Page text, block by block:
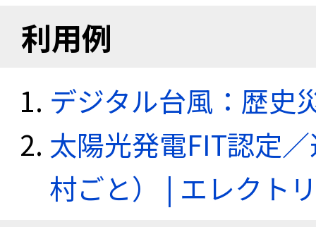
利用例
デジタル台風：歴史
太陽光発電FIT認定
村ごと） | エレクト